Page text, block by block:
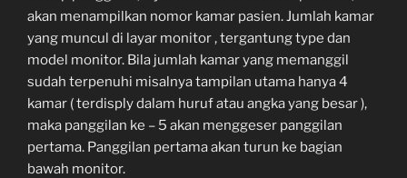
akan menampilkan nomor kamar pasien. Jumlah kamar
yang muncul di layar monitor , tergantung type dan
model monitor. Bila jumlah kamar yang memanggil
sudah terpenuhi misalnya tampilan utama hanya 4
kamar ( terdisply dalam huruf atau angka yang besar ),
maka panggilan ke – 5 akan menggeser panggilan
pertama. Panggilan pertama akan turun ke bagian
bawah monitor.